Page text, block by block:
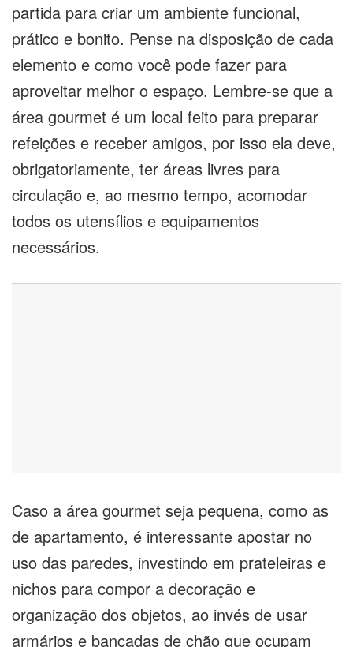
partida para criar um ambiente funcional,
prático e bonito. Pense na disposição de cada
elemento e como você pode fazer para
aproveitar melhor o espaço. Lembre-se que a
área gourmet é um local feito para preparar
refeições e receber amigos, por isso ela deve,
obrigatoriamente, ter áreas livres para
circulação e, ao mesmo tempo, acomodar
todos os utensílios e equipamentos
necessários.
Caso a área gourmet seja pequena, como as
de apartamento, é interessante apostar no
uso das paredes, investindo em prateleiras e
nichos para compor a decoração e
organização dos objetos, ao invés de usar
armários e bancadas de chão que ocupam